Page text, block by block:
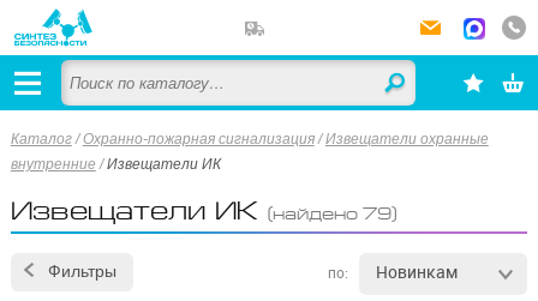
Каталог /Охранно-пожарная сигнализация /Извещатели охранные
внутренние /Извещатели ИК
Извещатели ИК (найдено 79)
Фильтры по: Новинкам